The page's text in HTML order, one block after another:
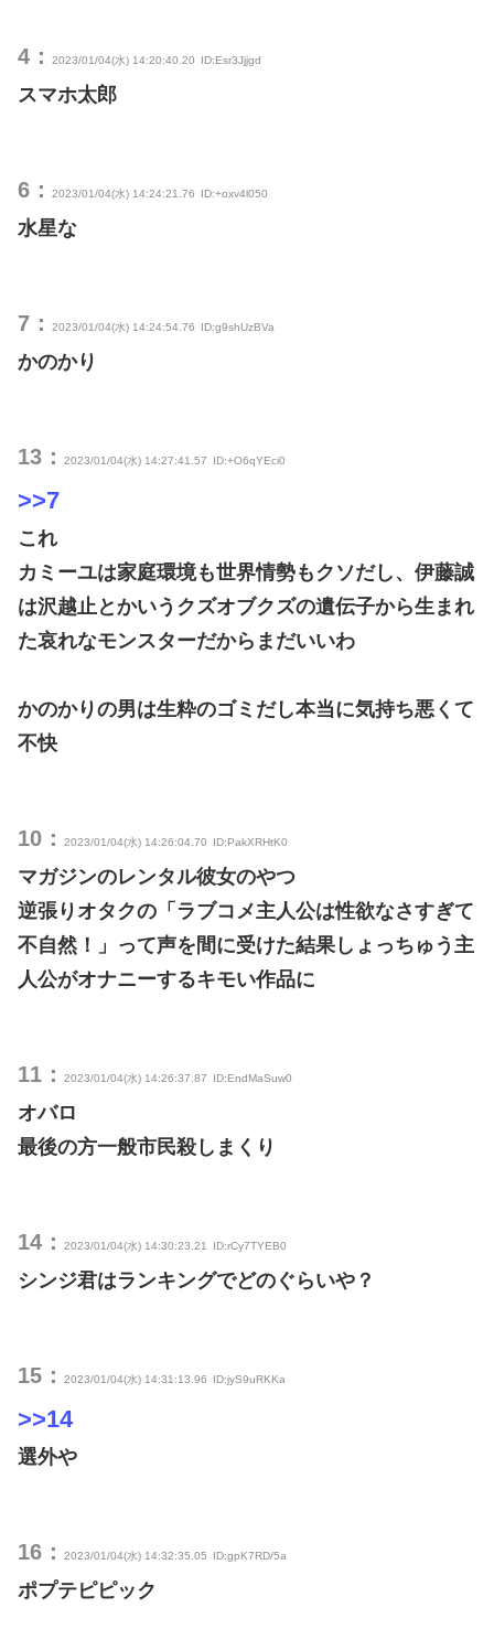
4： 2023/01/04(水) 14:20:40.20 ID:Esr3Jjjgd
スマホ太郎
6： 2023/01/04(水) 14:24:21.76 ID:+oxv4l050
水星な
7： 2023/01/04(水) 14:24:54.76 ID:g9shUzBVa
かのかり
13： 2023/01/04(水) 14:27:41.57 ID:+O6qYEci0
>>7
これ
カミーユは家庭環境も世界情勢もクソだし、伊藤誠
は沢越止とかいうクズオブクズの遺伝子から生まれ
た哀れなモンスターだからまだいいわ
かのかりの男は生粋のゴミだし本当に気持ち悪くて
不快
10： 2023/01/04(水) 14:26:04.70 ID:PakXRHtK0
マガジンのレンタル彼女のやつ
逆張りオタクの「ラブコメ主人公は性欲なさすぎて
不自然！」って声を間に受けた結果しょっちゅう主
人公がオナニーするキモい作品に
11： 2023/01/04(水) 14:26:37.87 ID:EndMaSuw0
オバロ
最後の方一般市民殺しまくり
14： 2023/01/04(水) 14:30:23.21 ID:rCy7TYEB0
シンジ君はランキングでどのぐらいや？
15： 2023/01/04(水) 14:31:13.96 ID:jyS9uRKKa
>>14
選外や
16： 2023/01/04(水) 14:32:35.05 ID:gpK7RD/5a
ポプテピピック